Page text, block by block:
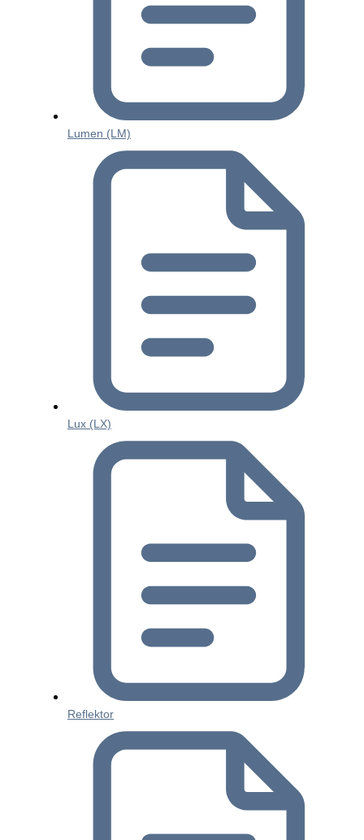
Lumen (LM)
Lux (LX)
Reflektor